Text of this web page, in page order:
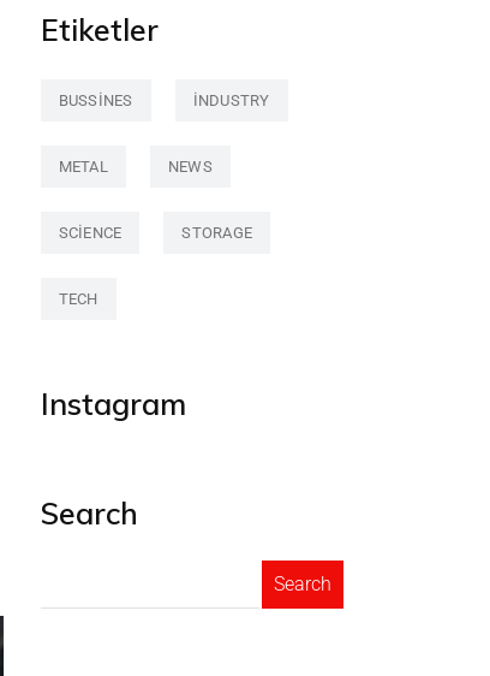
Etiketler
BUSSINES INDUSTRY
METAL NEWS
SCIENCE STORAGE
TECH
Instagram
Search
Search